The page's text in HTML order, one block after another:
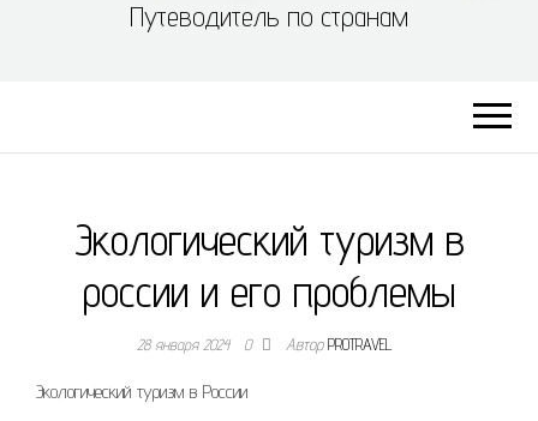
Путеводитель по странам
Экологический туризм в
россии и его проблемы
28 января 2024 0 АвторPROTRAVEL
Экологический туризм в России